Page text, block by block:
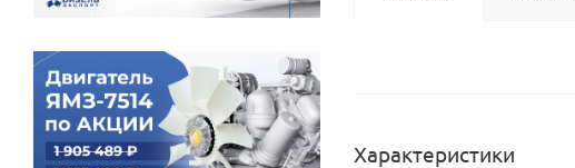
Характеристики